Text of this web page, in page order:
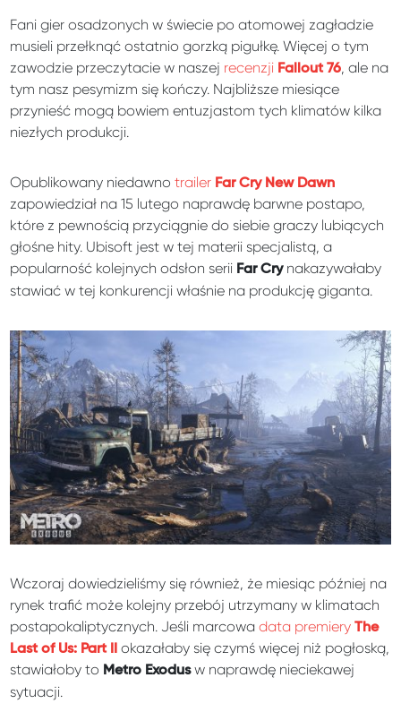
Fani gier osadzonych w świecie po atomowej zagładzie
musieli przełknąć ostatnio gorzką pigułkę. Więcej o tym
zawodzie przeczytacie w naszej recenzji Fallout 76, ale na
tym nasz pesymizm się kończy. Najbliższe miesiące
przynieść mogą bowiem entuzjastom tych klimatów kilka
niezłych produkcji.
Opublikowany niedawnotrailer Far Cry New Dawn
zapowiedział na 15 lutego naprawdę barwne postapo,
które z pewnością przyciągnie do siebie graczy lubiących
głośne hity. Ubisoft jest w tej materii specjalistą, a
popularność kolejnych odsłon serii Far Cry nakazywałaby
stawiać w tej konkurencji właśnie na produkcję giganta.
Wczoraj dowiedzieliśmy się również, że miesiąc później na
rynek trafić może kolejny przebój utrzymany w klimatach
postapokaliptycznych. Jeśli marcowadata premieryThe
Last of Us: Part II okazałaby się czymś więcej niż pogłoską,
stawiałoby to Metro Exodusw naprawdę nieciekawej
sytuacji.